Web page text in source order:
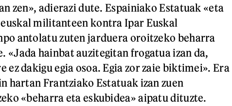
zen», adierazi dute. Espainiako Estatuak «eta
militanteen kontra Ipar Euskal
antolatu zuten jarduera oroitzeko beharra
«Jada hainbat auzitegitan frogatua izan da,
ez dakigu egia osoa. Egia zor zaie biktimei». Era
hartan Frantziako Estatuak izan zuen
«beharra eta eskubidea» aipatu dituzte.